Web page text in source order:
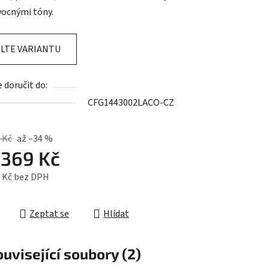
tóny.
VARIANTU
doručit do:
CFG1443002LACO-CZ
až –34 %
369 Kč
bez DPH
Zeptat se Hlídat
soubory (2)